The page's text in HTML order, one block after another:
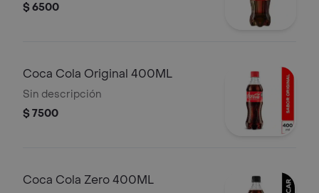
$ 6500
Coca Cola Original 400ML
Sin descripción
$ 7500
Coca Cola Zero 400ML